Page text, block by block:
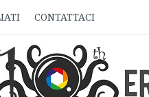
CONTATTACI